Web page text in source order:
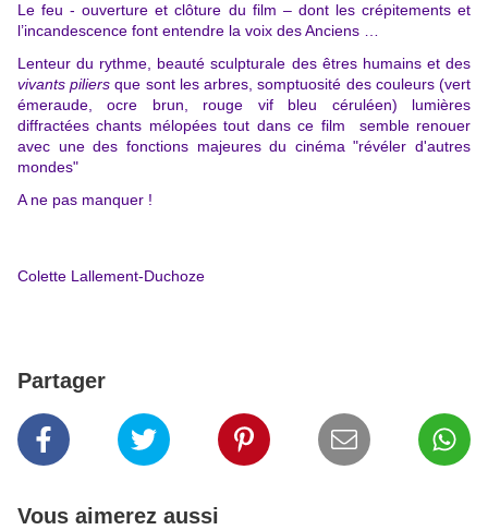
Le feu - ouverture et clôture du film – dont les crépitements et
l’incandescence font entendre la voix des Anciens …
Lenteur du rythme, beauté sculpturale des êtres humains et des
vivants piliers que sont les arbres, somptuosité des couleurs (vert
émeraude, ocre brun, rouge vif bleu céruléen) lumières
diffractées chants mélopées tout dans ce film semble renouer
avec une des fonctions majeures du cinéma "révéler d'autres
mondes"
A ne pas manquer !
Colette Lallement-Duchoze
Partager
Vous aimerez aussi